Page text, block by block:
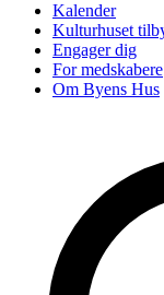
Kalender
Kulturhuset
Engager dig
For medskabere
Om Byens Hus